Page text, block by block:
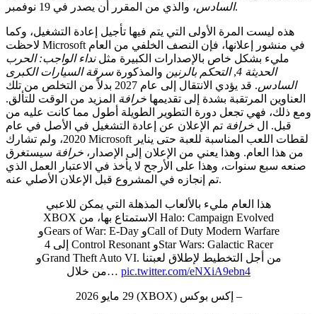
السادس
ليست المرة الأولى التي يتم فيها تأجيل إعادة التشغيل، وكما
لاحظت Microsoft في منشور إعلانها، فإن النصف الخلفي من العام
بشكل خاص بالإصدارات الكبيرة مثلنداء الواجب: الحرب
,التحكم بالرنينوالمذكورةسرقة السيارات الكبرى
. قد يؤدي الانتقال إلى عام 2027 بدلاً من التخلص من تلك
المرتقبة بشدة إلى تقديمها خرافةالمزيد من الوقت للتألق.
فهي تجعل دورة التطوير الطويلة أطول مما كانت عليه من
خرافة تم الإعلان عن إعادة التشغيل في الأصل في عام
2020، ولم تشارك Microsoft لقطات اللعب المناسبة للعبة حتى يناير
العام. وهذا يعني من الإعلان إلى الإصدار، خرافة سيستغرق
سنوات، وهذا على الأرجح لا يأخذ في الاعتبار العمل الذي
هذا العام مليء بالألعاب المذهلة التي يمكن للاعبي
XBOX الاستمتاع بها، من Halo: Campaign Evolved
وGears of War: E-Day وCall of Duty Modern Warfare
4 إلى Control Resonant وStar Wars: Galactic Racer
وGrand Theft Auto VI. من أجل التخطيط لإطلاق لعبتنا
من خلال…pic.twitter.com/eNXiA9ebn4
– إكس بوكس ​​(XBOX) 29 مايو 2026